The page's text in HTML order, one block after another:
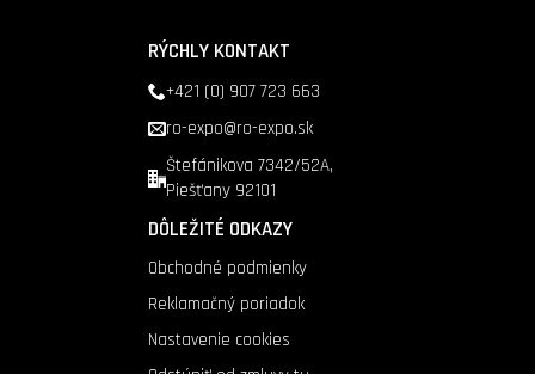
RÝCHLY KONTAKT
+421 (0) 907 723 663
ro-expo@ro-expo.sk
Štefánikova 7342/52A,
Piešťany 92101
DÔLEŽITÉ ODKAZY
Obchodné podmienky
Reklamačný poriadok
Nastavenie cookies